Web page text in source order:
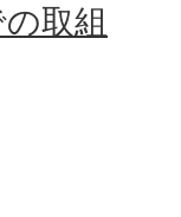
取組